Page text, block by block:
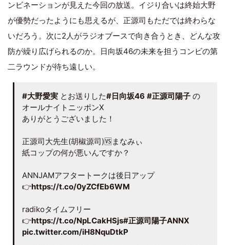
ンビネーションが見えた今回の放送。イジり合いは終始大野
が優勢だったようにも思えるが、正源司もただでは終わらな
いだろう。次に2人がラジオブースで向き合うとき、どんな攻
防が繰り広げられるのか。日向坂46の未来を担うコンビの第
二ラウンドが待ち遠しい。
#大野愛実 とお送りした#日向坂46 #正源司陽子 の
オールナイトニッポンX
ありがとうございました！
正源司大先生(胡椒源司)🆚まなみぃ
紙コップの何が悪いんですか？
ANNJAMアフタートークは後日アップ
👉https://t.co/0yZCfEb6WM
radikoタイムフリー
👉https://t.co/NpLCakHSjs#正源司陽子ANNX
pic.twitter.com/iH8NquDtkP